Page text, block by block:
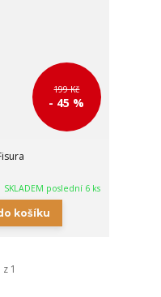
199 Kč
- 45 %
SKLADEM poslední 6 ks
košíku
z 1